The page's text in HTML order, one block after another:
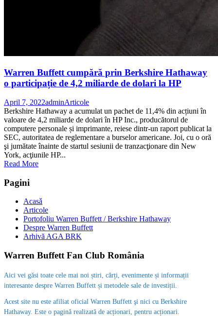
Warren Buffett cumpără prin Berkshire Hathaway
o participație de 4,2 miliarde de dolari la HP
April 7, 2022adminArticole
Berkshire Hathaway a acumulat un pachet de 11,4% din acțiuni în
valoare de 4,2 miliarde de dolari în HP Inc., producătorul de
computere personale și imprimante, reiese dintr-un raport publicat la
SEC, autoritatea de reglementare a burselor americane. Joi, cu o oră
şi jumătate înainte de startul sesiunii de tranzacţionare din New
York, acţiunile HP...
Read More
Pagini
Acasǎ
Articole
Portofoliu Warren Buffett / Berkshire Hathaway
Despre Warren Buffett
Arhivă AGA BRK
Warren Buffett Fan Club România
Aici vei găsi toate cele mai noi știri, cărți, evenimente și informații
interesante despre Warren Buffett și metodele sale de investiții.
Acest site nu este afiliat oficial Warren Buffett şi nici cu Berkshire
Hathaway. Este o pagină realizată de acționari, pentru acționari.